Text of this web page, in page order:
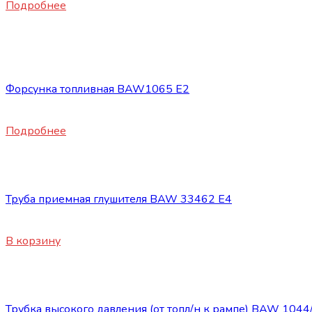
Подробнее
Форсунка топливная BAW1065 Е2
Подробнее
Труба приемная глушителя BAW 33462 Е4
В корзину